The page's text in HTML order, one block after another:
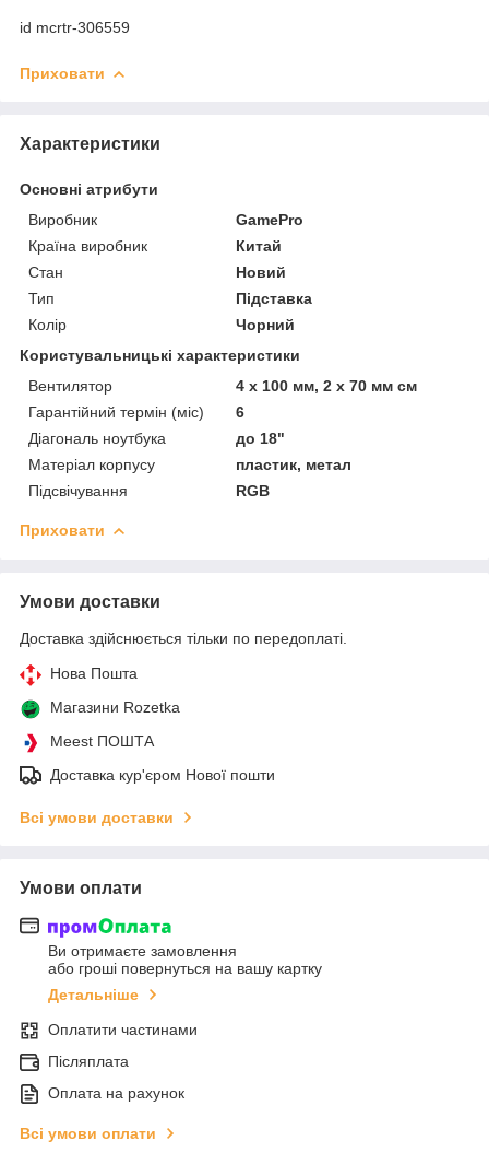
id mcrtr-306559
Приховати
Характеристики
Основні атрибути
Виробник
GamePro
Країна виробник
Китай
Стан
Новий
Тип
Підставка
Колір
Чорний
Користувальницькі характеристики
Вентилятор
4 х 100 мм, 2 х 70 мм см
Гарантійний термін (міс)
6
Діагональ ноутбука
до 18"
Матеріал корпусу
пластик, метал
Підсвічування
RGB
Приховати
Умови доставки
Доставка здійснюється тільки по передоплаті.
Нова Пошта
Магазини Rozetka
Meest ПОШТА
Доставка кур'єром Нової пошти
Всі умови доставки
Умови оплати
Ви отримаєте замовлення
або гроші повернуться на вашу картку
Детальніше
Оплатити частинами
Післяплата
Оплата на рахунок
Всі умови оплати